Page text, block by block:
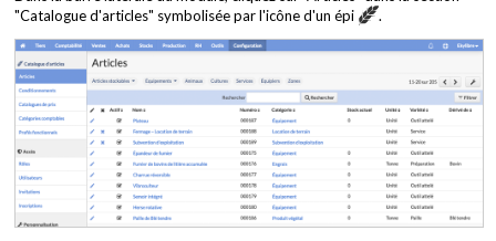
"Catalogue d'articles" symbolisée par l'icône d'un épi
.